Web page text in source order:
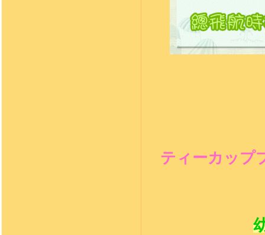
ティーカップ